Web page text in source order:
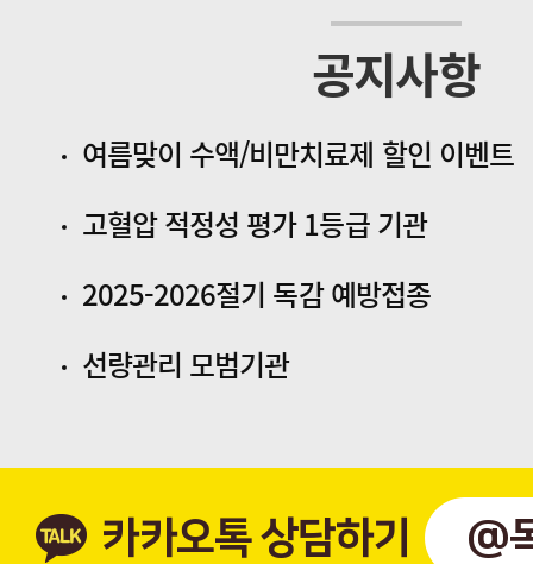
공지사항
여름맞이 수액/비만치료제 할인 이벤트
고혈압 적정성 평가 1등급 기관
2025-2026절기 독감 예방접종
선량관리 모범기관
카카오톡 상담하기 @